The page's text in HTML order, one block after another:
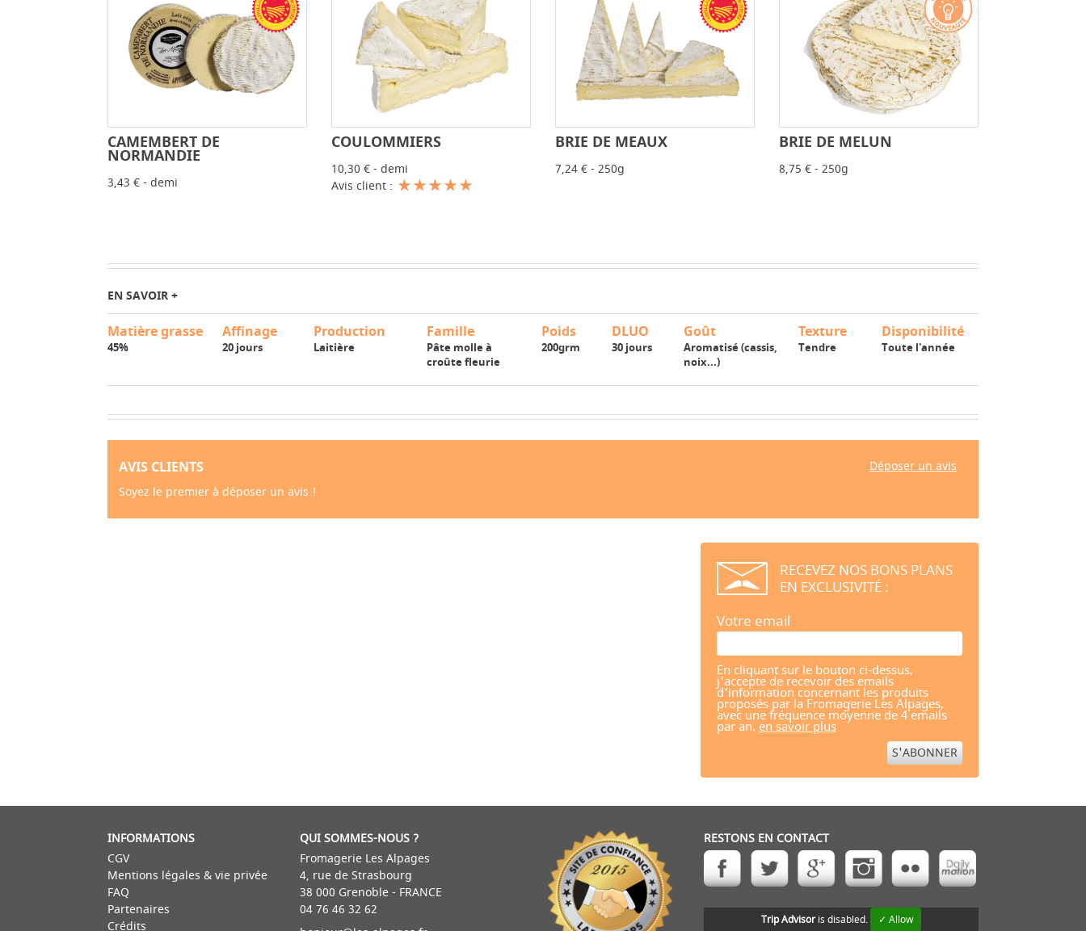
-
CAMEMBERT DE
NORMANDIE
3,43 € - demi
-
COULOMMIERS
10,30 € - demi
Avis client :
-
BRIE DE MEAUX
7,24 € - 250g
-
BRIE DE MELUN
8,75 € - 250g
EN SAVOIR +
Matière grasse
45%
Affinage
20 jours
Production
Laitière
Famille
Pâte molle à
croûte fleurie
Poids
200grm
DLUO
30 jours
Goût
Aromatisé (cassis,
noix...)
Texture
Tendre
Disponibilité
Toute l'année
Déposer un avis
AVIS CLIENTS
Soyez le premier à déposer un avis !
RECEVEZ NOS BONS PLANS
EN EXCLUSIVITÉ :
Votre email
En cliquant sur le bouton ci-dessus,
j'accepte de recevoir des emails
d'information concernant les produits
proposés par la Fromagerie Les Alpages,
avec une fréquence moyenne de 4 emails
par an. en savoir plus
INFORMATIONS
CGV
Mentions légales & vie privée
FAQ
Partenaires
Crédits
QUI SOMMES-NOUS ?
Fromagerie Les Alpages
4, rue de Strasbourg
38 000 Grenoble - FRANCE
04 76 46 32 62
RESTONS EN CONTACT
Trip Advisoris disabled. ✓ Allow